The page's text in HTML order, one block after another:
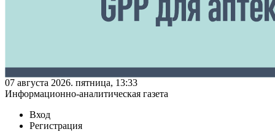
07 августа 2026. пятница, 13:33
Информационно-аналитическая газета
Вход
Регистрация